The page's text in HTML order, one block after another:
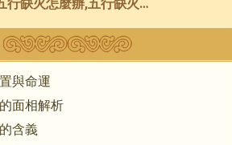
行缺火怎麼辦,五行缺火是什麼意思
與命運
面相解析
含義